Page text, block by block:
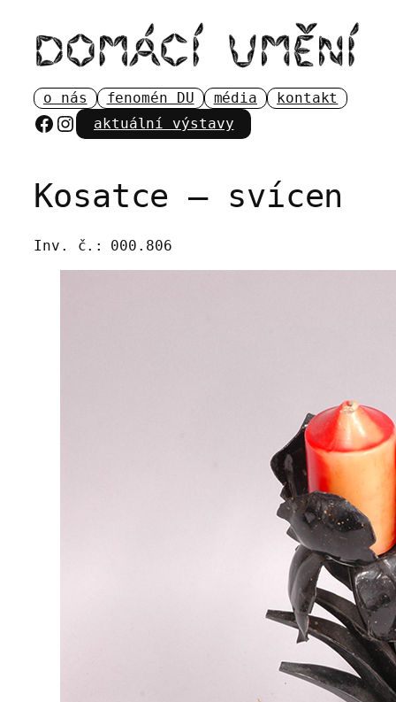
obsah
o nás fenomén DU média kontakt
Facebook
Instagram
aktuální výstavy
Kosatce – svícen
Inv. č.: 000.806